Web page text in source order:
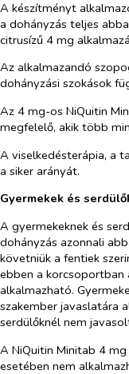
A készítményt
a dohányzás teljes
citrusízű 4 mg
Az alkalmazandó
dohányzási szokások
Az 4 mg-os NiQuitin
megfelelő, akik több
A viselkedésterápia, a
a siker arányát.
Gyermekek és
A gyermekeknek és
dohányzás azonnali
követniük a fentiek
ebben a
alkalmazható.
szakember javaslatára
serdülőknél nem
A NiQuitin Minitab 4
esetében nem